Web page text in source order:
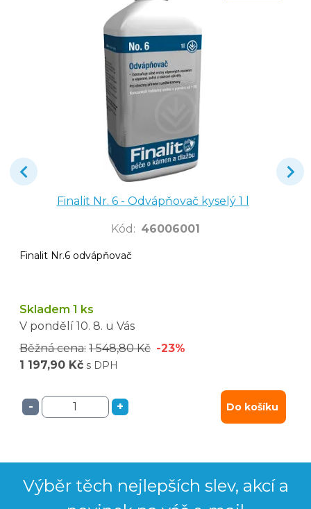
Finalit Nr. 6 - Odvápňovač kyselý 1 l
Kód : 46006001
Finalit Nr.6 odvápňovač
Skladem 1 ks
V pondělí 10. 8. u Vás
Běžná cena: 1 548,80 Kč -23%
1 197,90 Kč s DPH
- + Do košíku
Výběr těch nejlepších slev, akcí a